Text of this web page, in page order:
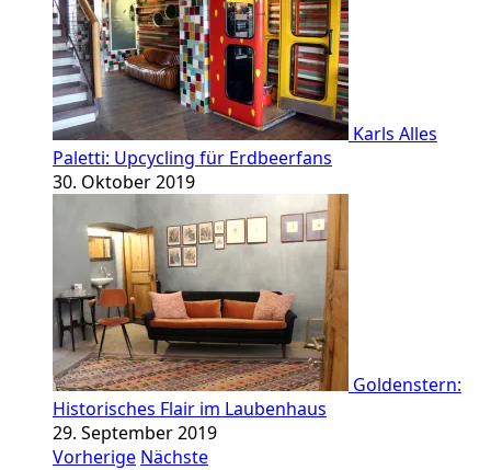
Karls Alles
Paletti: Upcycling für Erdbeerfans
30. Oktober 2019
Goldenstern:
Historisches Flair im Laubenhaus
29. September 2019
Vorherige Nächste